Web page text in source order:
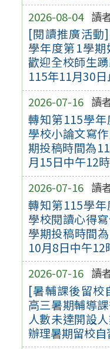
2026-08-04 讀
[閱讀推廣活動
學年度第1學期
歡迎全校師生
115年11月30日
2026-07-16 讀
轉知第115學
學校小論文寫
期投稿時間為
月15日中午12
2026-07-16 讀
轉知第115學
學校閱讀心得
學期投稿時間
10月8日中午12
2026-07-16 讀
[暑輔課後留校
高三暑期輔導
人數未達開設
辦理暑期留校自